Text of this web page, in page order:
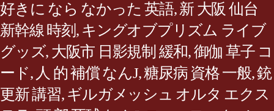
好きに なら なかった 英語,新 大阪 仙台
新幹線 時刻 , キングオブプリズム ライブ
グッズ, 大阪市 日影規制 緩和,御伽 草子 コ
ード, 人 的 補償 なんJ,糖尿病 資格 一般,銃
更新 講習, ギルガメッシュ オルタ エクス